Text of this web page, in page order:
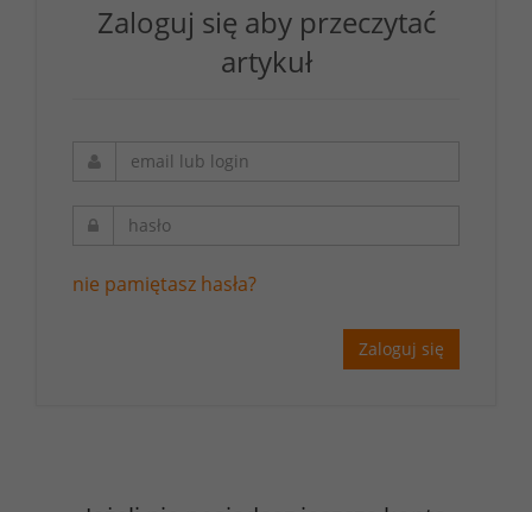
Zaloguj się aby przeczytać
artykuł
nie pamiętasz hasła?
Zaloguj się